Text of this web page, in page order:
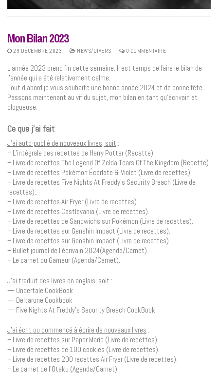
Mon Bilan 2023
29 DÉCEMBRE 2023 NEWS/DIVERS 0 COMMENTAIRE
L’année 2023 prend fin cette semaine. Il est temps de faire le bilan de
l’année qui a été relativement calme.
Tout d’abord je vous souhaite une bonne année 2024 et de bonne fête.
Passons maintenant au vif du sujet, mon bilan en tant qu’écrivain et
blogueuse.
Ce que j’ai fait
J’ai auto-publié de nouveaux livres, soit :
– L’intégrale des recettes de Harry Potter (Recette)
– Livre de recettes The Legend Of Zelda Tears Of The Kingdom (Recette)
– Livre de recettes Pokémon Écarlate & Violet (Livre de recettes).
– Livre de recettes Five Nights At Freddy’s Security Breach (Livre de
recettes)..
– Livre de recettes Air Fryer (Livre de recettes).
– Livre de recettes Castlevania (Livre de recettes).
– Livre de recettes de Sandwichs sur Pokémon (Livre de recettes).
– Livre de recettes sur Genshin Impact (Livre de recettes).
– Livre de recettes sur Genshin Impact (Livre de recettes).
– Bullet journal de l’écrivain 2024(Agenda/Carnet).
– Le carnet du Gameur (Agenda/Carnet).
J’ai traduit des livres en anglais, soit :
— Undertale CookBook
— Deltarune Cookbook
— Five Nights At Freddy’s Security Breach CookBook
J’ai écrit ou commencé à écrire de nouveaux livres :
– Livre de recettes sur Paper Mario (Livre de recettes).
– Livre de recettes de 100 cookies (Livre de recettes).
– Livre de recettes 200 recettes Air Fryer (Livre de recettes).
– Le carnet de l’Otaku (Agenda/Carnet).